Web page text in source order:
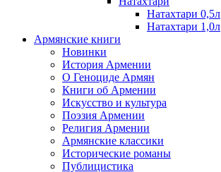
Натахтари 0,5л
Натахтари 1,0л
Армянские книги
Новинки
История Армении
О Геноциде Армян
Книги об Армении
Иcкусство и культура
Поэзия Армении
Религия Армении
Армянские классики
Исторические романы
Публицистика